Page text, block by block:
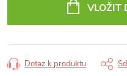
VLOŽIT
Dotaz k produktu